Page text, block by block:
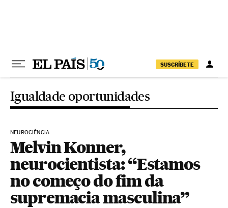
SUSCRÍBETE
Igualdade oportunidades
NEUROCIÊNCIA
Melvin Konner,
neurocientista: “Estamos
no começo do fim da
supremacia masculina”